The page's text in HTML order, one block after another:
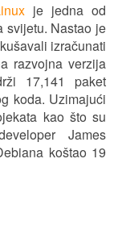
je jedna od
svijetu. Nastao je
izračunati
razvojna verzija
17,141 paket
koda. Uzimajući
kao što su
James
koštao 19